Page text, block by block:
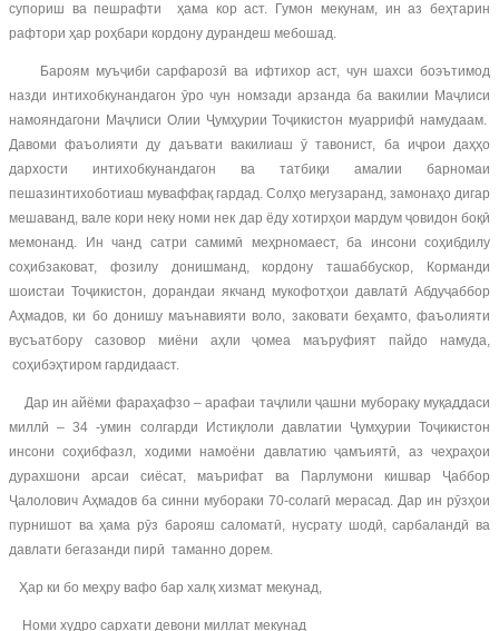
супориш ва пешрафти ҳама кор аст. Гумон мекунам, ин аз беҳтарин
рафтори ҳар роҳбари кордону дурандеш мебошад.
Бароям муъҷиби сарфарозӣ ва ифтихор аст, чун шахси боэътимод
назди интихобкунандагон ӯро чун номзади арзанда ба вакилии Маҷлиси
намояндагони Маҷлиси Олии Ҷумҳурии Тоҷикистон муаррифӣ намудаам.
Давоми фаъолияти ду даъвати вакилиаш ӯ тавонист, ба иҷрои даҳҳо
дархости интихобкунандагон ва татбиқи амалии барномаи
пешазинтихоботиаш муваффақ гардад. Солҳо мегузаранд, замонаҳо дигар
мешаванд, вале кори неку номи нек дар ёду хотирҳои мардум ҷовидон боқӣ
мемонанд. Ин чанд сатри самимӣ меҳрномаест, ба инсони соҳибдилу
соҳибзаковат, фозилу донишманд, кордону ташаббускор, Корманди
шоистаи Тоҷикистон, дорандаи якчанд мукофотҳои давлатӣ Абдуҷаббор
Аҳмадов, ки бо донишу маънавияти воло, заковати беҳамто, фаъолияти
вусъатбору сазовор миёни аҳли ҷомеа маъруфият пайдо намуда,
соҳибэҳтиром гардидааст.
Дар ин айёми фараҳафзо – арафаи таҷлили ҷашни мубораку муқаддаси
миллӣ – 34 -умин солгарди Истиқлоли давлатии Ҷумҳурии Тоҷикистон
инсони соҳибфазл, ходими намоёни давлатию ҷамъиятӣ, аз чеҳраҳои
дурахшони арсаи сиёсат, маърифат ва Парлумони кишвар Ҷаббор
Ҷалолович Аҳмадов ба синни мубораки 70-солагӣ мерасад. Дар ин рӯзҳои
пурнишот ва ҳама рӯз барояш саломатӣ, нусрату шодӣ, сарбаландӣ ва
давлати бегазанди пирӣ таманно дорем.
Ҳар ки бо меҳру вафо бар халқ хизмат мекунад,
Номи худро сархати девони миллат мекунад